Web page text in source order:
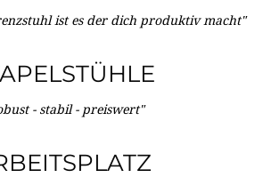
ist es der dich produktiv macht"
- stabil - preiswert"